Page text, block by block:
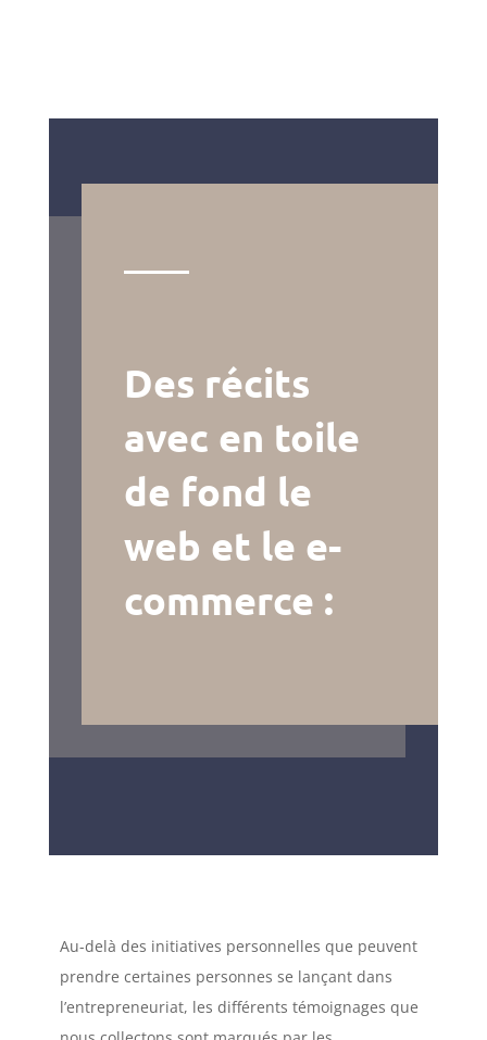
Des récits
avec en toile
de fond le
web et le e-
commerce :
Au-delà des initiatives personnelles que peuvent
prendre certaines personnes se lançant dans
l’entrepreneuriat, les différents témoignages que